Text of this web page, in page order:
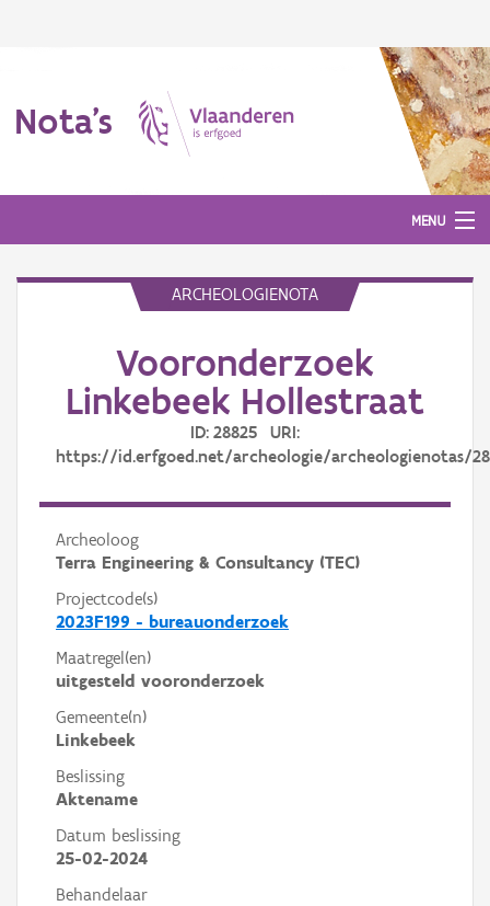
Nota's
MENU
ARCHEOLOGIENOTA
Vooronderzoek
Linkebeek Hollestraat
ID: 28825 URI:
https://id.erfgoed.net/archeologie/archeologienotas/
Archeoloog
Terra Engineering & Consultancy (TEC)
Projectcode(s)
2023F199 - bureauonderzoek
Maatregel(en)
uitgesteld vooronderzoek
Gemeente(n)
Linkebeek
Beslissing
Aktename
Datum beslissing
25-02-2024
Behandelaar